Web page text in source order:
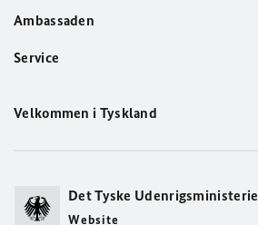
Ambassaden
Service
Velkommen i Tyskland
Det Tyske Udenrigsministerie
Website